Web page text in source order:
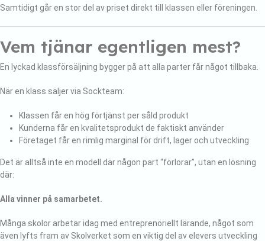
Samtidigt går en stor del av priset direkt till klassen eller föreningen.
Vem tjänar egentligen mest?
En lyckad klassförsäljning bygger på att alla parter får något tillbaka.
När en klass säljer via Sockteam:
Klassen får en hög förtjänst per såld produkt
Kunderna får en kvalitetsprodukt de faktiskt använder
Företaget får en rimlig marginal för drift, lager och utveckling
Det är alltså inte en modell där någon part “förlorar”, utan en lösning
där:
Alla vinner på samarbetet.
Många skolor arbetar idag med entreprenöriellt lärande, något som
även lyfts fram av Skolverket som en viktig del av elevers utveckling